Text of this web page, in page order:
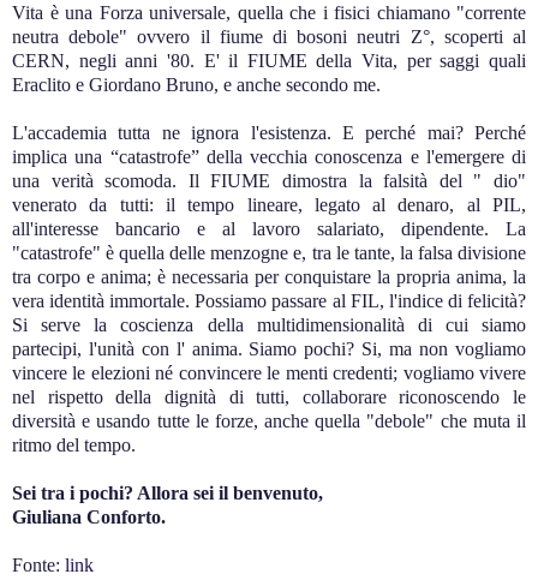
Vita è una Forza universale, quella che i fisici chiamano "corrente
neutra debole" ovvero il fiume di bosoni neutri Z°, scoperti al
CERN, negli anni '80. E' il FIUME della Vita, per saggi quali
Eraclito e Giordano Bruno, e anche secondo me.
L'accademia tutta ne ignora l'esistenza. E perché mai? Perché
implica una “catastrofe” della vecchia conoscenza e l'emergere di
una verità scomoda. Il FIUME dimostra la falsità del " dio"
venerato da tutti: il tempo lineare, legato al denaro, al PIL,
all'interesse bancario e al lavoro salariato, dipendente. La
"catastrofe" è quella delle menzogne e, tra le tante, la falsa divisione
tra corpo e anima; è necessaria per conquistare la propria anima, la
vera identità immortale. Possiamo passare al FIL, l'indice di felicità?
Si serve la coscienza della multidimensionalità di cui siamo
partecipi, l'unità con l' anima. Siamo pochi? Si, ma non vogliamo
vincere le elezioni né convincere le menti credenti; vogliamo vivere
nel rispetto della dignità di tutti, collaborare riconoscendo le
diversità e usando tutte le forze, anche quella "debole" che muta il
ritmo del tempo.
Sei tra i pochi? Allora sei il benvenuto,
Giuliana Conforto.
Fonte: link